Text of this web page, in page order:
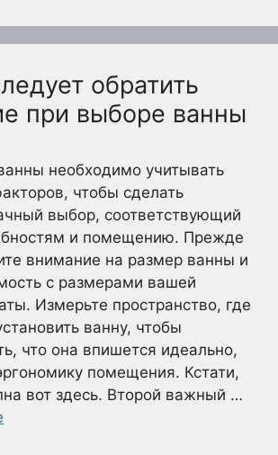
обратить
при выборе ванны
необходимо учитывать
чтобы сделать
выбор, соответствующий
и помещению. Прежде
внимание на размер ванны и
с размерами вашей
Измерьте пространство, где
ванну, чтобы
что она впишется идеально,
помещения. Кстати,
вот здесь. Второй важный …